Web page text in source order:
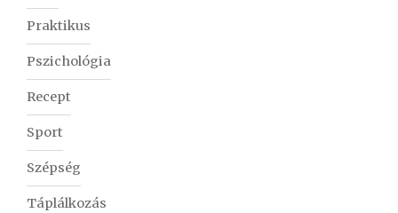
Praktikus
Pszichológia
Recept
Sport
Szépség
Táplálkozás